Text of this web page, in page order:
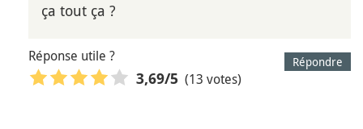
ça tout ça ?
Répondre
Réponse utile ?
3,69/5 (13 votes)